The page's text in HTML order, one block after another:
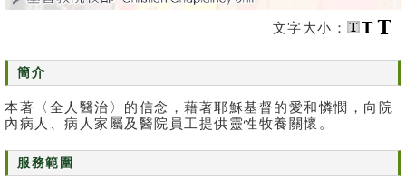
資
消
息
及
活
動
文字大小：
簡介
本著〈全人醫治〉的信念，藉著耶穌基督的愛和憐憫，向院
內病人、病人家屬及醫院員工提供靈性牧養關懷。
服務範圍